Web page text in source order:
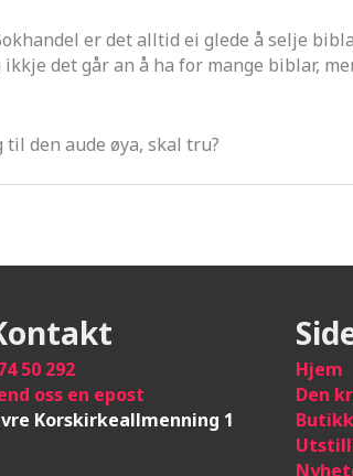
er det alltid ei glede å selje
det går an å ha for mange biblar,
den aude øya, skal tru?
50 292
oss en epost
Korskirkeallmenning 1
Hjem
Den